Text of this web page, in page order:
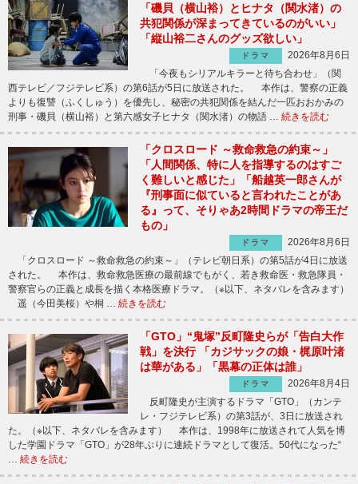
「磯貝（横山裕）とヒナタ（関水渚）の
共犯関係が深まってきているのがいい」
「縦山裕二さんのグッズ欲しい」
ドラマ
2026年8月6日
「今夜もシリアルキラーと待ち合わせ」（関
西テレビ／フジテレビ系）の第6話が5日に放送された。 本作は、警察の正義
よりも復讐（ふくしゅう）を優先し、秘密の共犯関係を結んだ一匹おおかみの
刑事・磯貝（横山裕）と第六感女子ヒナタ（関水渚）の物語 … 続きを読む
「クロスロード ～救命救急の約束～」
「人間関係、特に人を指導するのはすご
く難しいと感じた」「船越英一郎さんが
『刑事面に似ていると言われたことがあ
る』って、そりゃあ2時間ドラマの帝王だ
もの」
ドラマ
2026年8月6日
「クロスロード ～救命救急の約束～」（テレビ朝日系）の第5話が4日に放送
された。 本作は、救命救急医療の最前線でもがく、若き救命医・救急隊員・
警察官らの正義と成長を描く本格医療ドラマ。（※以下、ネタバレを含みます）
遥（今田美桜）や桐 … 続きを読む
「GTO」“鬼塚”反町隆史らが「告白大作
戦」を決行 「カジサックの娘・梶原叶渚
は華がある」「黒幕の正体は誰」
ドラマ
2026年8月4日
反町隆史が主演するドラマ「GTO」（カンテ
レ・フジテレビ系）の第3話が、3日に放送され
た。（※以下、ネタバレを含みます） 本作は、1998年に放送されて人気を博
した学園ドラマ「GTO」が28年ぶりに連続ドラマとして復活。50代になった“
続きを読む